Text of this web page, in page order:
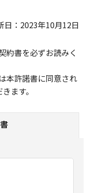
日：2023年10月12日
約書を必ずお読みく
本許諾書に同意され
ます。